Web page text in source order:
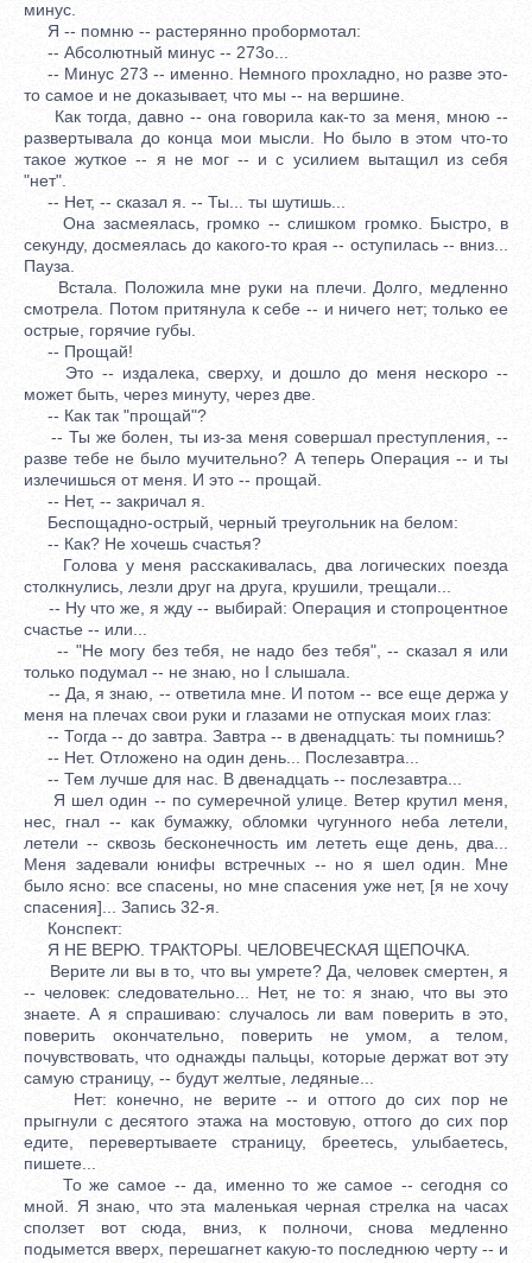
минус.
Я -- помню -- растерянно пробормотал:
-- Абсолютный минус -- 273o...
-- Минус 273 -- именно. Немного прохладно, но разве это-
то самое и не доказывает, что мы -- на вершине.
Как тогда, давно -- она говорила как-то за меня, мною --
развертывала до конца мои мысли. Но было в этом что-то
такое жуткое -- я не мог -- и с усилием вытащил из себя
"нет".
-- Нет, -- сказал я. -- Ты... ты шутишь...
Она засмеялась, громко -- слишком громко. Быстро, в
секунду, досмеялась до какого-то края -- оступилась -- вниз...
Пауза.
Встала. Положила мне руки на плечи. Долго, медленно
смотрела. Потом притянула к себе -- и ничего нет; только ее
острые, горячие губы.
-- Прощай!
Это -- издалека, сверху, и дошло до меня нескоро --
может быть, через минуту, через две.
-- Как так "прощай"?
-- Ты же болен, ты из-за меня совершал преступления, --
разве тебе не было мучительно? А теперь Операция -- и ты
излечишься от меня. И это -- прощай.
-- Нет, -- закричал я.
Беспощадно-острый, черный треугольник на белом:
-- Как? Не хочешь счастья?
Голова у меня расскакивалась, два логических поезда
столкнулись, лезли друг на друга, крушили, трещали...
-- Ну что же, я жду -- выбирай: Операция и стопроцентное
счастье -- или...
-- "Не могу без тебя, не надо без тебя", -- сказал я или
только подумал -- не знаю, но I слышала.
-- Да, я знаю, -- ответила мне. И потом -- все еще держа у
меня на плечах свои руки и глазами не отпуская моих глаз:
-- Тогда -- до завтра. Завтра -- в двенадцать: ты помнишь?
-- Нет. Отложено на один день... Послезавтра...
-- Тем лучше для нас. В двенадцать -- послезавтра...
Я шел один -- по сумеречной улице. Ветер крутил меня,
нес, гнал -- как бумажку, обломки чугунного неба летели,
летели -- сквозь бесконечность им лететь еще день, два...
Меня задевали юнифы встречных -- но я шел один. Мне
было ясно: все спасены, но мне спасения уже нет, [я не хочу
спасения]... Запись 32-я.
Конспект:
Я НЕ ВЕРЮ. ТРАКТОРЫ. ЧЕЛОВЕЧЕСКАЯ ЩЕПОЧКА.
Верите ли вы в то, что вы умрете? Да, человек смертен, я
-- человек: следовательно... Нет, не то: я знаю, что вы это
знаете. А я спрашиваю: случалось ли вам поверить в это,
поверить окончательно, поверить не умом, а телом,
почувствовать, что однажды пальцы, которые держат вот эту
самую страницу, -- будут желтые, ледяные...
Нет: конечно, не верите -- и оттого до сих пор не
прыгнули с десятого этажа на мостовую, оттого до сих пор
едите, перевертываете страницу, бреетесь, улыбаетесь,
пишете...
То же самое -- да, именно то же самое -- сегодня со
мной. Я знаю, что эта маленькая черная стрелка на часах
сползет вот сюда, вниз, к полночи, снова медленно
подымется вверх, перешагнет какую-то последнюю черту -- и